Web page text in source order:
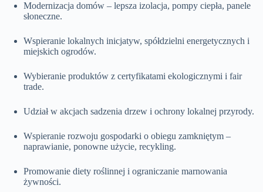
Modernizacja domów – lepsza izolacja, pompy ciepła, panele
słoneczne.
Wspieranie lokalnych inicjatyw, spółdzielni energetycznych i
miejskich ogrodów.
Wybieranie produktów z certyfikatami ekologicznymi i fair
trade.
Udział w akcjach sadzenia drzew i ochrony lokalnej przyrody.
Wspieranie rozwoju gospodarki o obiegu zamkniętym –
naprawianie, ponowne użycie, recykling.
Promowanie diety roślinnej i ograniczanie marnowania
żywności.